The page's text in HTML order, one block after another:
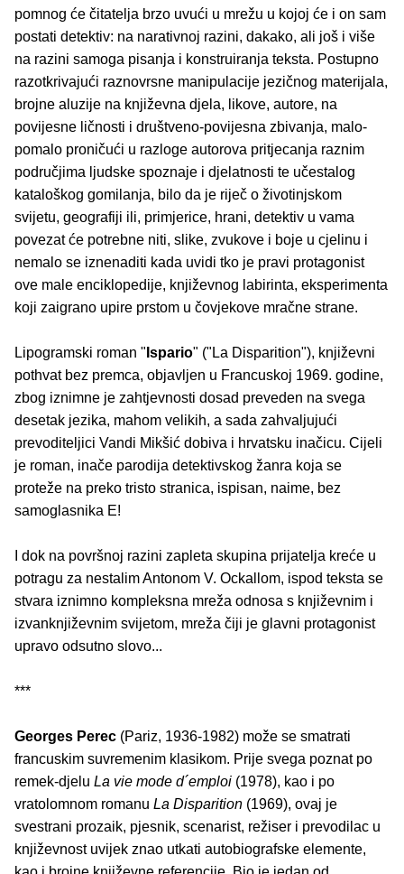
pomnog će čitatelja brzo uvući u mrežu u kojoj će i on sam
postati detektiv: na narativnoj razini, dakako, ali još i više
na razini samoga pisanja i konstruiranja teksta. Postupno
razotkrivajući raznovrsne manipulacije jezičnog materijala,
brojne aluzije na književna djela, likove, autore, na
povijesne ličnosti i društveno-povijesna zbivanja, malo-
pomalo proničući u razloge autorova pritjecanja raznim
područjima ljudske spoznaje i djelatnosti te učestalog
kataloškog gomilanja, bilo da je riječ o životinjskom
svijetu, geografiji ili, primjerice, hrani, detektiv u vama
povezat će potrebne niti, slike, zvukove i boje u cjelinu i
nemalo se iznenaditi kada uvidi tko je pravi protagonist
ove male enciklopedije, književnog labirinta, eksperimenta
koji zaigrano upire prstom u čovjekove mračne strane.
Lipogramski roman " Ispario" ("La Disparition"), književni
pothvat bez premca, objavljen u Francuskoj 1969. godine,
zbog iznimne je zahtjevnosti dosad preveden na svega
desetak jezika, mahom velikih, a sada zahvaljujući
prevoditeljici Vandi Mikšić dobiva i hrvatsku inačicu. Cijeli
je roman, inače parodija detektivskog žanra koja se
proteže na preko tristo stranica, ispisan, naime, bez
samoglasnika E!
I dok na površnoj razini zapleta skupina prijatelja kreće u
potragu za nestalim Antonom V. Ockallom, ispod teksta se
stvara iznimno kompleksna mreža odnosa s književnim i
izvanknjiževnim svijetom, mreža čiji je glavni protagonist
upravo odsutno slovo...
***
Georges Perec (Pariz, 1936-1982) može se smatrati
francuskim suvremenim klasikom. Prije svega poznat po
remek-djelu La vie mode d´emploi (1978), kao i po
vratolomnom romanu La Disparition (1969), ovaj je
svestrani prozaik, pjesnik, scenarist, režiser i prevodilac u
književnost uvijek znao utkati autobiografske elemente,